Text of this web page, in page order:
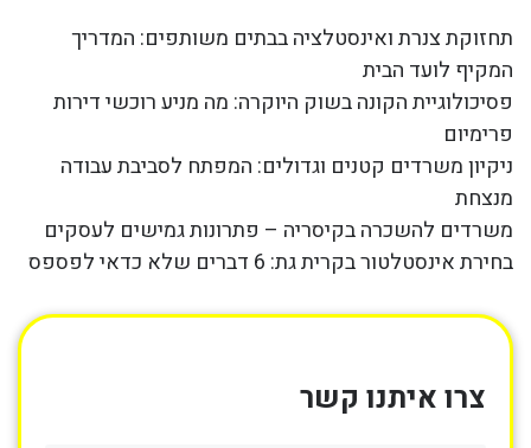
תחזוקת צנרת ואינסטלציה בבתים משותפים: המדריך
המקיף לועד הבית
פסיכולוגיית הקונה בשוק היוקרה: מה מניע רוכשי דירות
פרימיום
ניקיון משרדים קטנים וגדולים: המפתח לסביבת עבודה
מנצחת
משרדים להשכרה בקיסריה – פתרונות גמישים לעסקים
בחירת אינסטלטור בקרית גת: 6 דברים שלא כדאי לפספס
צרו איתנו קשר